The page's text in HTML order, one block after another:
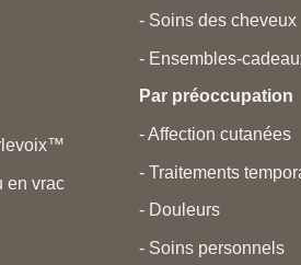
en vrac
- Soins des cheveux
- Ensembles-
Par préoccupation
- Affection cutanées
- Traitements
- Douleurs
- Soins personnels